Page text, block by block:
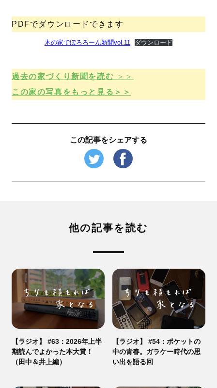
PDFでダウンロードできます
木の家でぼろろーん新聞vol.11 ダウンロード
過去の家づくり新聞を読む ＞＞
この家の写真をもっと見る＞＞
この記事をシェアする
他の記事を読む
【ラジオ】 #63：2026年上半
期読んでよかった本大賞！
（田中＆井上編）
【ラジオ】 #54：ポケットの
中の青春。ガラケー時代の思
い出を語る回